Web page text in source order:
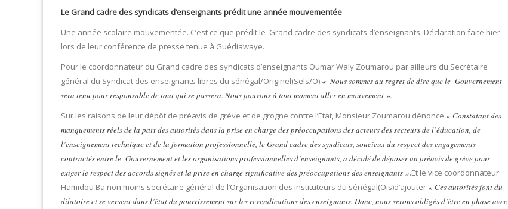
Le Grand cadre des syndicats d’enseignants prédit une année mouvementée
Une année scolaire mouvementée. C’est ce que prédit le Grand cadre des syndicats d’enseignants. Déclaration faite hier
lors de leur conférence de presse tenue à Guédiawaye.
Pour le coordonnateur du Grand cadre des syndicats d’enseignants Oumar Waly Zoumarou par ailleurs du Secrétaire
général du Syndicat des enseignants libres du sénégal/Originel(Sels/O) « Nous sommes au regret de dire que le Gouvernement
sera tenu pour responsable de tout qui se passera. Nous pouvons à tout moment aller en mouvement ».
Sur les raisons de leur dépôt de préavis de grève et de grogne contre l’Etat, Monsieur Zoumarou dénonce « Constatant des
manquements réels de la part des autorités dans la prise en charge des préoccupations des acteurs des secteurs de l’éducation, de
l’enseignement technique et de la formation professionnelle, le Grand cadre des syndicats, soucieux du respect des engagements
contractés entre le Gouvernement et les organisations professionnelles d’enseignants, a décidé de déposer un préavis de grève pour
exiger le respect des accords signés et la prise en charge significative des préoccupations des enseignants ».Et le vice coordonnateur
Hamidou Ba non moins secrétaire général de l’Organisation des instituteurs du sénégal(Ois)d’ajouter « Ces autorités font du
dilatoire et se versent dans l’état du pourrissement sur les revendications des enseignants. Donc, nous serons obligés d’être en phase avec